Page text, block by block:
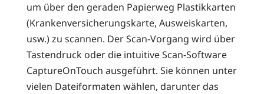
um über den gera­den Papier­weg Plas­tik­kar­ten
(Kran­ken­ver­si­che­rungs­kar­te, Aus­weis­kar­ten,
usw.) zu scan­nen. Der Scan-Vor­gang wird über
Tas­ten­druck oder die intui­ti­ve Scan-Soft­ware
Cap­tu­re­On­Touch aus­ge­führt. Sie kön­nen unter
vie­len Datei­for­ma­ten wäh­len, dar­un­ter das